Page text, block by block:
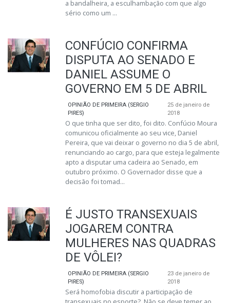
a bandalheira, a esculhambação com que algo
sério como um ...
CONFÚCIO CONFIRMA
DISPUTA AO SENADO E
DANIEL ASSUME O
GOVERNO EM 5 DE ABRIL
OPINIÃO DE PRIMEIRA (SERGIO
PIRES)
25 de janeiro de
2018
O que tinha que ser dito, foi dito. Confúcio Moura
comunicou oficialmente ao seu vice, Daniel
Pereira, que vai deixar o governo no dia 5 de abril,
renunciando ao cargo, para que esteja legalmente
apto a disputar uma cadeira ao Senado, em
outubro próximo. O Governador disse que a
decisão foi tomad...
É JUSTO TRANSEXUAIS
JOGAREM CONTRA
MULHERES NAS QUADRAS
DE VÔLEI?
OPINIÃO DE PRIMEIRA (SERGIO
PIRES)
23 de janeiro de
2018
Será homofobia discutir a participação de